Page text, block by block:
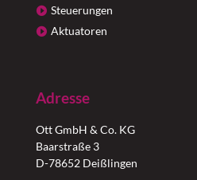
Steuerungen
Aktuatoren
Adresse
Ott GmbH & Co. KG
Baarstraße 3
D-78652 Deißlingen